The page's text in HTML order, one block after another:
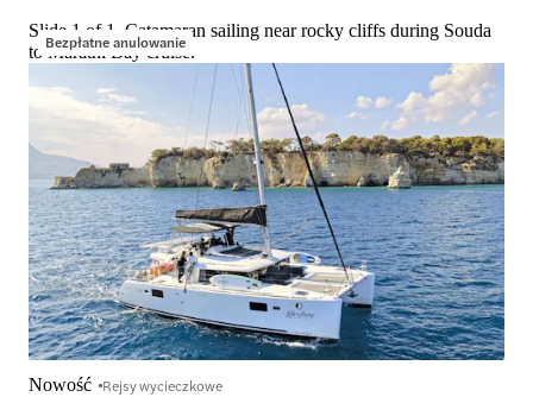
Bezpłatne anulowanie
Slide 1 of 1, Catamaran sailing near rocky cliffs during Souda
to Marathi Bay cruise.
Nowość Rejsy wycieczkowe